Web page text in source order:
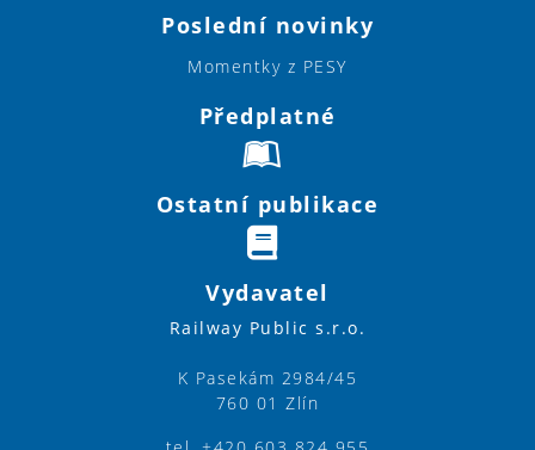
Poslední novinky
Momentky z PESY
Předplatné
Ostatní publikace
Vydavatel
Railway Public s.r.o.
K Pasekám 2984/45
760 01 Zlín